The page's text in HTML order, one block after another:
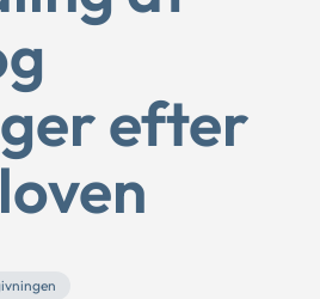
efter